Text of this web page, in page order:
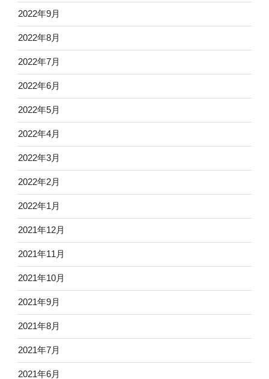
2022年9月
2022年8月
2022年7月
2022年6月
2022年5月
2022年4月
2022年3月
2022年2月
2022年1月
2021年12月
2021年11月
2021年10月
2021年9月
2021年8月
2021年7月
2021年6月